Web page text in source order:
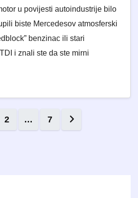
u povijesti autoindustrije bilo
biste Mercedesov atmosferski
benzinac ili stari
i znali ste da ste mirni
stranica objava
2 … 7